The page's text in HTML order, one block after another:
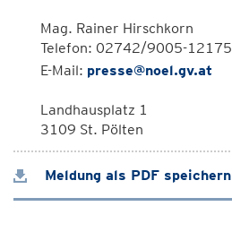
Mag. Rainer Hirschkorn
Telefon: 02742/9005-12175
E-Mail: presse@noel.gv.at
Landhausplatz 1
3109 St. Pölten
Meldung als PDF speichern